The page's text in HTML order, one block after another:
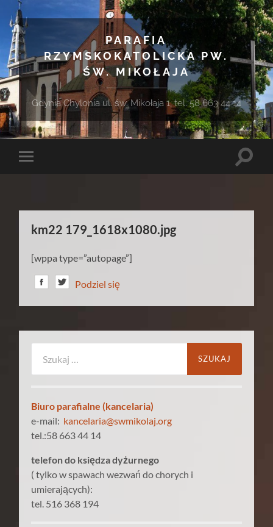
PARAFIA
RZYMSKOKATOLICKA PW.
ŚW. MIKOŁAJA
Gdynia Chylonia ul. św. Mikołaja 1, tel. 58 663 44 14
Toggle
Toggle
km22 179_1618x1080.jpg
[wppa type=”autopage”]
Podziel się
Biuro parafialne (kancelaria)
e-mail: kancelaria@swmikolaj.org
tel.:58 663 44 14
telefon do księdza dyżurnego
( tylko w spawach wezwań do chorych i
umierających):
tel. 516 368 194